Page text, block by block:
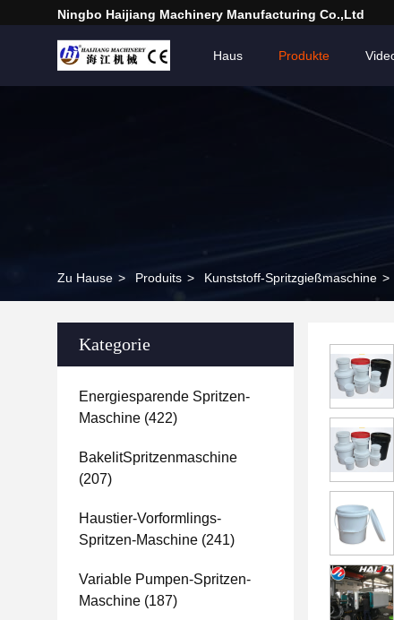
Ningbo Haijiang Machinery Manufacturing Co.,Ltd
Haus Produkte
Zu Hause > Produits > Kunststoff-Spritzgießmaschine >
Kategorie
Energiesparende Spritzen-
Maschine (422)
BakelitSpritzenmaschine
(207)
Haustier-Vorformlings-
Spritzen-Maschine (241)
Variable Pumpen-Spritzen-
Maschine (187)